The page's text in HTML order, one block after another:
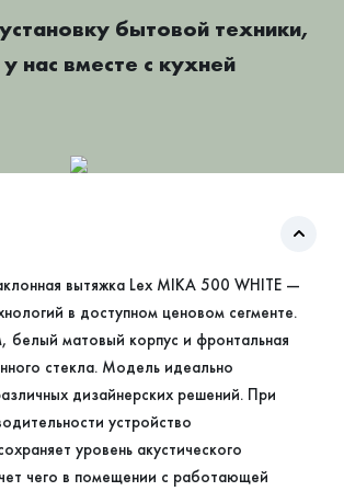
бытовой техники,
нас вместе с кухней
вытяжка Lex MIKA 500 WHITE —
в доступном ценовом сегменте.
матовый корпус и фронтальная
стекла. Модель идеально
дизайнерских решений. При
устройство
уровень акустического
чего в помещении с работающей